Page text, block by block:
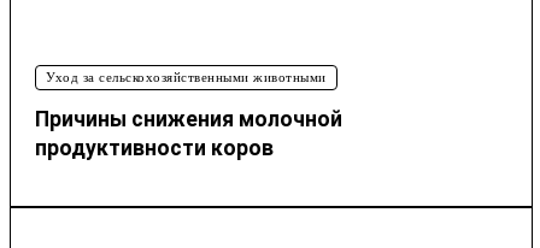
Уход за сельскохозяйственными животными
Причины снижения молочной
продуктивности коров